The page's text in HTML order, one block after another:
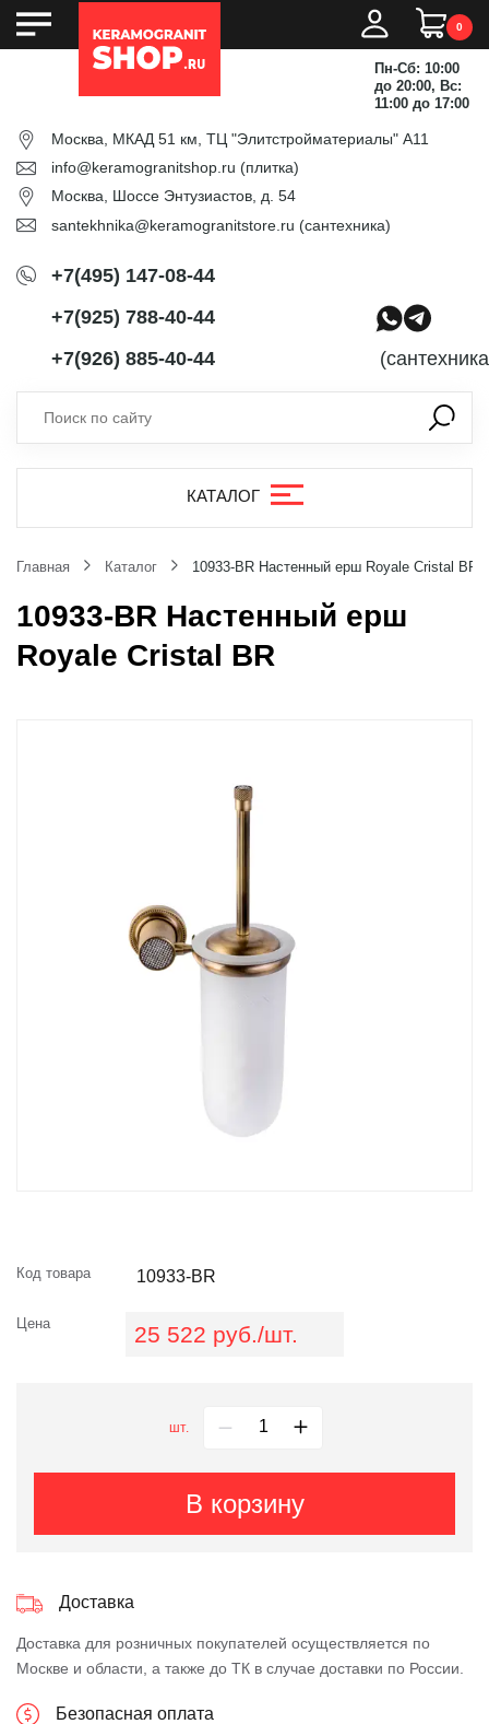
0
Пн-Сб: 10:00
до 20:00, Вс:
11:00 до 17:00
Москва, МКАД 51 км, ТЦ "Элитстройматериалы" А11
info@keramogranitshop.ru (плитка)
Москва, Шоссе Энтузиастов, д. 54
santekhnika@keramogranitstore.ru (сантехника)
+7(495) 147-08-44
+7(925) 788-40-44
+7(926) 885-40-44
КАТАЛОГ
Главная Каталог 10933-BR Настенный ерш Royale Cristal BR
10933-BR Настенный ерш
Royale Cristal BR
Код товара 10933-BR
Цена 25 522 руб./шт.
шт.
В корзину
Доставка
Доставка для розничных покупателей осуществляется по
Москве и области, а также до ТК в случае доставки по России.
Безопасная оплата